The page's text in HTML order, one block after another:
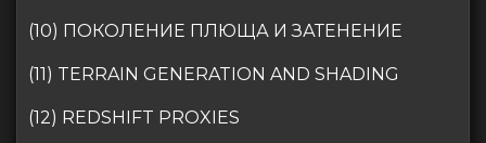
(10) ПОКОЛЕНИЕ ПЛЮЩА И ЗАТЕНЕНИЕ
(11) TERRAIN GENERATION AND SHADING
(12) REDSHIFT PROXIES